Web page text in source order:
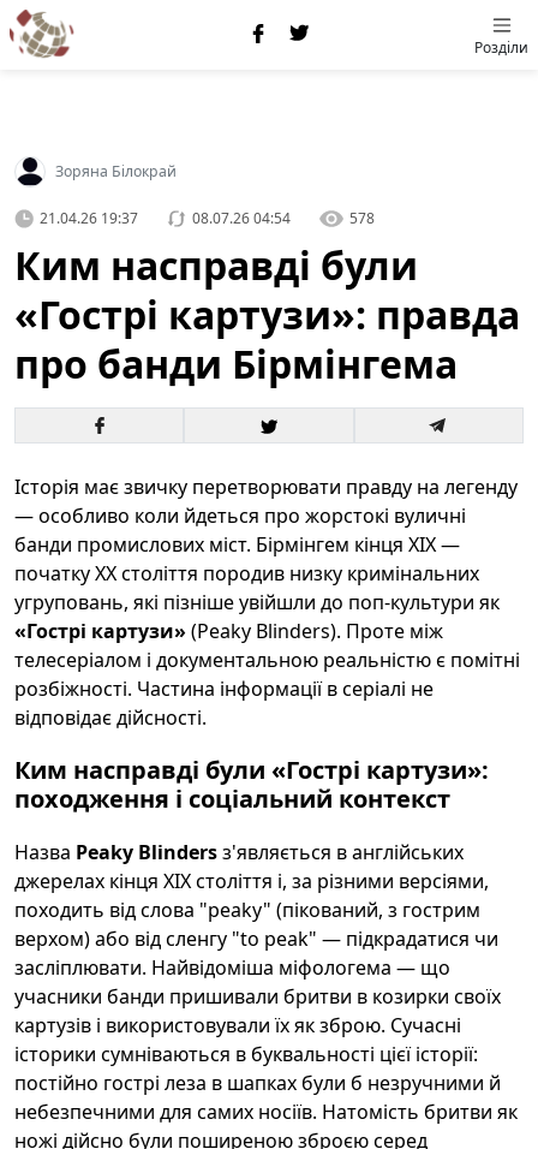
Розділи
Зоряна Білокрай
21.04.26 19:37 08.07.26 04:54 578
Ким насправді були
«Гострі картузи»: правда
про банди Бірмінгема
Історія має звичку перетворювати правду на легенду
— особливо коли йдеться про жорстокі вуличні
банди промислових міст. Бірмінгем кінця ХІХ —
початку ХХ століття породив низку кримінальних
угруповань, які пізніше увійшли до поп-культури як
«Гострі картузи»(Peaky Blinders). Проте між
телесеріалом і документальною реальністю є помітні
розбіжності. Частина інформації в серіалі не
відповідає дійсності.
Ким насправді були «Гострі картузи»:
походження і соціальний контекст
Назва Peaky Blindersз'являється в англійських
джерелах кінця ХІХ століття і, за різними версіями,
походить від слова "peaky" (пікований, з гострим
верхом) або від сленгу "to peak" — підкрадатися чи
засліплювати. Найвідоміша міфологема — що
учасники банди пришивали бритви в козирки своїх
картузів і використовували їх як зброю. Сучасні
історики сумніваються в буквальності цієї історії:
постійно гострі леза в шапках були б незручними й
небезпечними для самих носіїв. Натомість бритви як
ножі дійсно були поширеною зброєю серед